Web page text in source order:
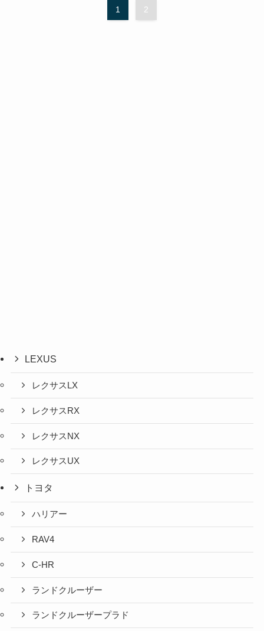
1 2
LEXUS
レクサスLX
レクサスRX
レクサスNX
レクサスUX
トヨタ
ハリアー
RAV4
C-HR
ランドクルーザー
ランドクルーザープラド